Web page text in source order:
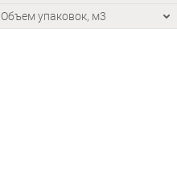
Объем упаковок, м3